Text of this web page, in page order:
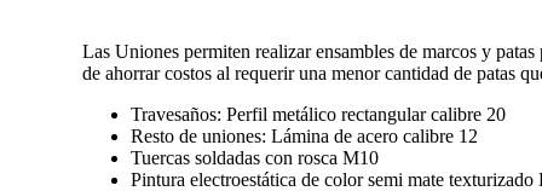
Las Uniones permiten realizar ensambles de marcos y
de ahorrar costos al requerir una menor cantidad de patas
Travesaños: Perfil metálico rectangular calibre 20
Resto de uniones: Lámina de acero calibre 12
Tuercas soldadas con rosca M10
Pintura electroestática de color semi mate